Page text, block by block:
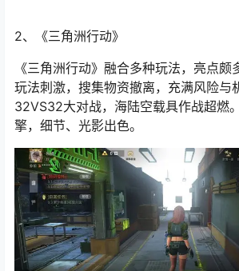
2、《三角洲行动》
《三角洲行动》融合多种玩法，亮点颇
玩法刺激，搜集物资撤离，充满风险与
32VS32大对战，海陆空载具作战超燃
擎，细节、光影出色。